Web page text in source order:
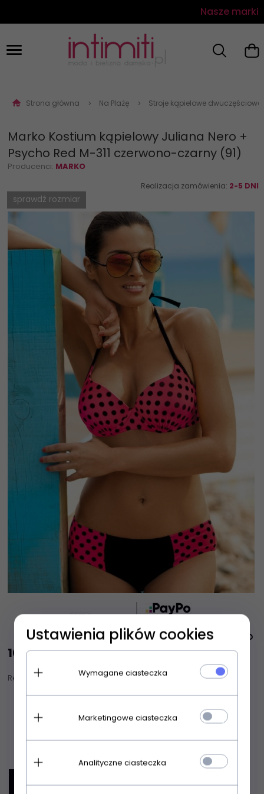
Nasze marki
Strona główna Na Plażę Stroje kąpielowe dwuczęściowe
Marko Kostium kąpielowy Juliana Nero +
Psycho Red M-311 czerwono-czarny (91)
Producenci: MARKO
Realizacja zamówienia: 2-5 DNI
sprawdź rozmiar
100,10zł
Realizacja zamówienia:2-5 DNI
Kolory: options[34]
czerwono-czarny
Rozmiary: options[35]
wybierz rozmiar
szt.
DODAJ DO KOSZYKA
Ustawienia plików cookies
Wymagane ciasteczka
Marketingowe ciasteczka
Analityczne ciasteczka